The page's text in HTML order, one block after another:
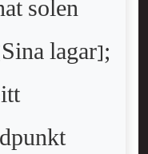
solen
lagar];